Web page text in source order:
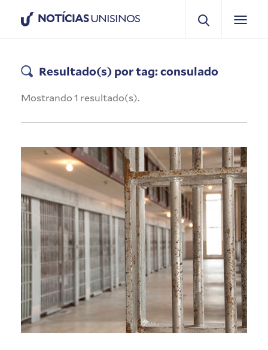
NOTÍCIASUNISINOS
Resultado(s) por tag: consulado
Mostrando 1 resultado(s).